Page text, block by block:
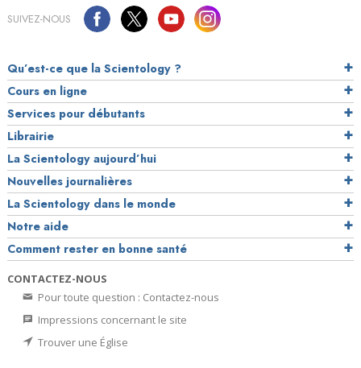
SUIVEZ-NOUS
Qu’est-ce que la Scientology ?
Cours en ligne
Services pour débutants
Librairie
La Scientology aujourd’hui
Nouvelles journalières
La Scientology dans le monde
Notre aide
Comment rester en bonne santé
CONTACTEZ-NOUS
Pour toute question : Contactez-nous
Impressions concernant le site
Trouver une Église